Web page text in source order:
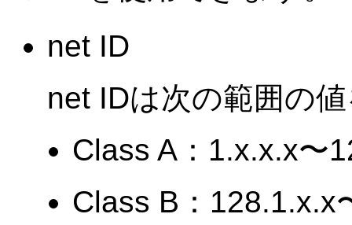
net ID
net IDは次の範囲の
Class A：1.x.x.x〜
Class B：128.1.x.x